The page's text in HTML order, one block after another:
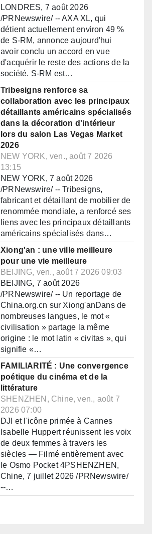
LONDRES, 7 août 2026
/PRNewswire/ -- AXA XL, qui
détient actuellement environ 49 %
de S-RM, annonce aujourd'hui
avoir conclu un accord en vue
d'acquérir le reste des actions de la
société. S-RM est…
Tribesigns renforce sa
collaboration avec les principaux
détaillants américains spécialisés
dans la décoration d'intérieur
lors du salon Las Vegas Market
2026
NEW YORK, ven., août 7 2026
13:15
NEW YORK, 7 août 2026
/PRNewswire/ -- Tribesigns,
fabricant et détaillant de mobilier de
renommée mondiale, a renforcé ses
liens avec les principaux détaillants
américains spécialisés dans…
Xiong'an : une ville meilleure
pour une vie meilleure
BEIJING, ven., août 7 2026 09:03
BEIJING, 7 août 2026
/PRNewswire/ -- Un reportage de
China.org.cn sur Xiong'anDans de
nombreuses langues, le mot «
civilisation » partage la même
origine : le mot latin « civitas », qui
signifie «…
FAMILIARITÉ : Une convergence
poétique du cinéma et de la
littérature
SHENZHEN, Chine, ven., août 7
2026 07:00
DJI et l'icône primée à Cannes
Isabelle Huppert réunissent les voix
de deux femmes à travers les
siècles — Filmé entièrement avec
le Osmo Pocket 4PSHENZHEN,
Chine, 7 juillet 2026 /PRNewswire/
--…